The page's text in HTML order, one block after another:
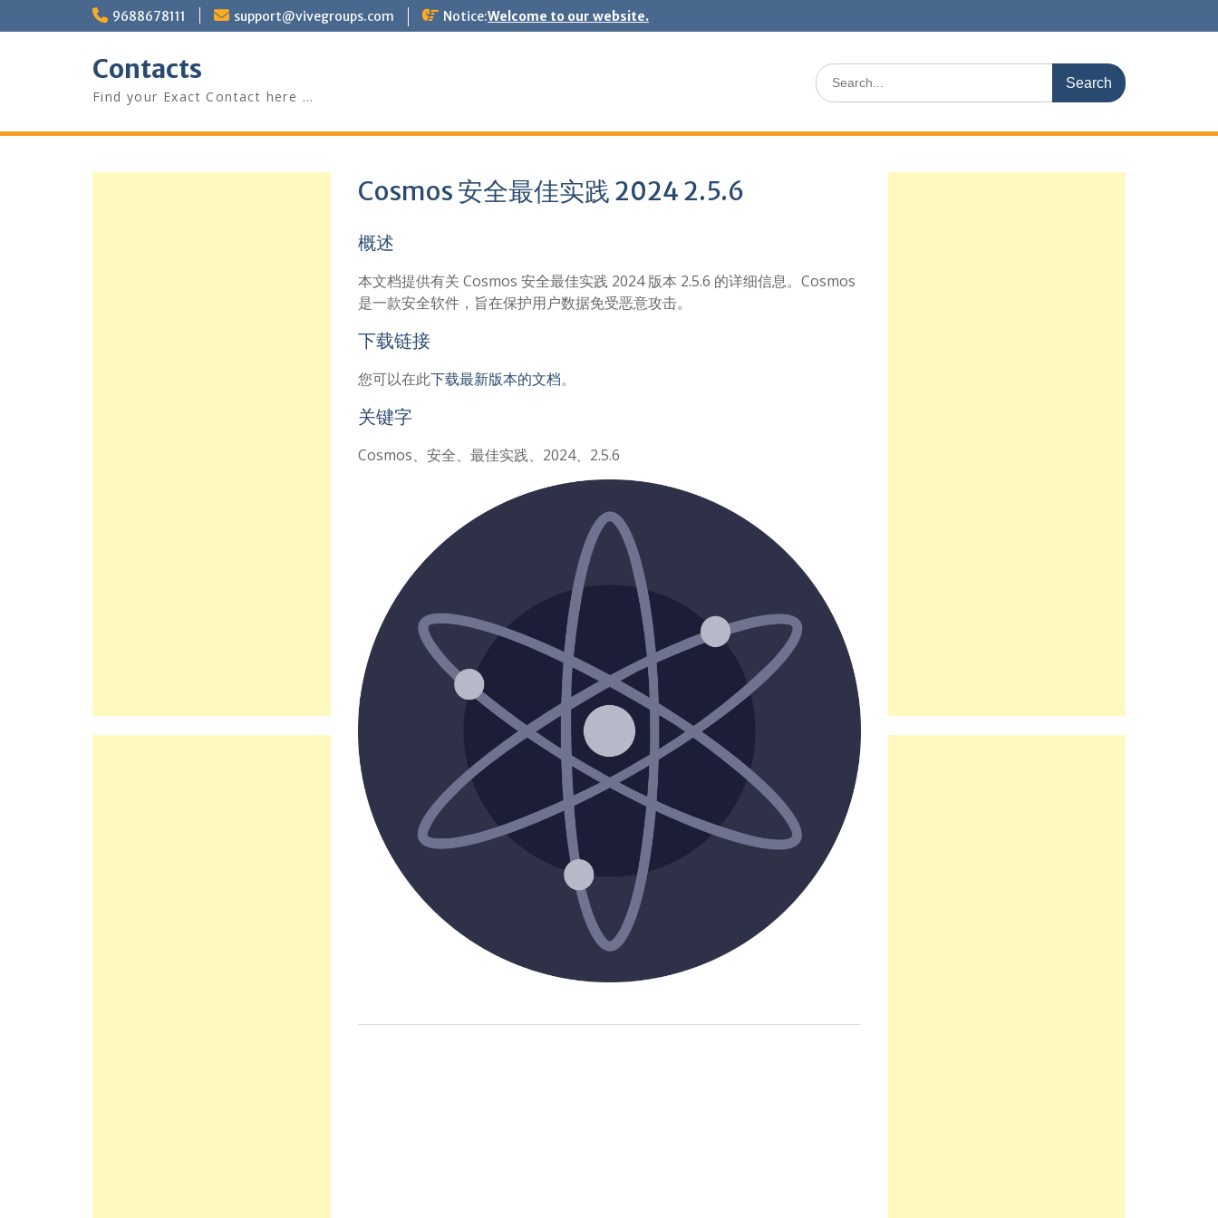
to
9688678111 support@vivegroups.com Notice:Welcome to our website.
Contacts
Find your Exact Contact here …
Search
for:
Cosmos 安全最佳实践 2024 2.5.6
概述
本文档提供有关 Cosmos 安全最佳实践 2024 版本 2.5.6 的详细信息。Cosmos
是一款安全软件，旨在保护用户数据免受恶意攻击。
下载链接
您可以在此下载最新版本的文档。
关键字
Cosmos、安全、最佳实践、2024、2.5.6